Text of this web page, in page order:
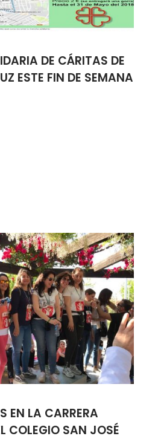
DE CÁRITAS DE
ESTE FIN DE SEMANA
EN LA CARRERA
COLEGIO SAN JOSÉ